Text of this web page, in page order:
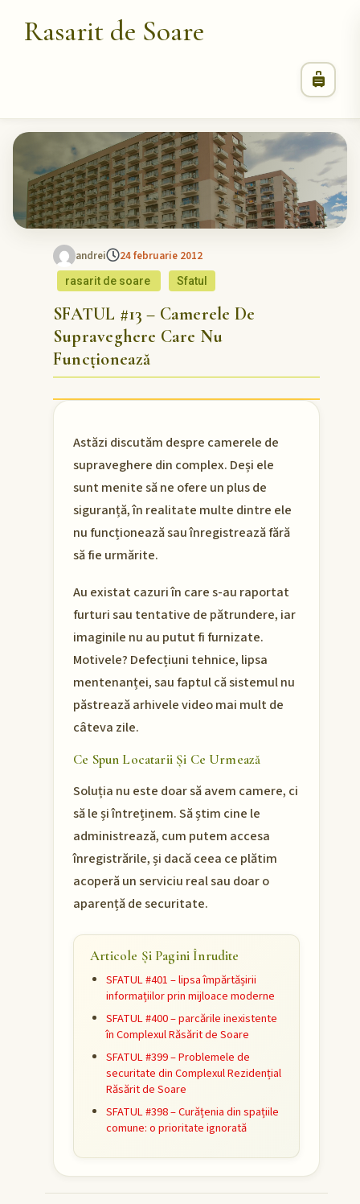
Rasarit de Soare
andrei 24 februarie 2012
rasarit de soare Sfatul
SFATUL #13 – Camerele De
Supraveghere Care Nu
Funcționează
Astăzi discutăm despre camerele de
supraveghere din complex. Deși ele
sunt menite să ne ofere un plus de
siguranță, în realitate multe dintre ele
nu funcționează sau înregistrează fără
să fie urmărite.
Au existat cazuri în care s-au raportat
furturi sau tentative de pătrundere, iar
imaginile nu au putut fi furnizate.
Motivele? Defecțiuni tehnice, lipsa
mentenanței, sau faptul că sistemul nu
păstrează arhivele video mai mult de
câteva zile.
Ce Spun Locatarii Și Ce Urmează
Soluția nu este doar să avem camere, ci
să le și întreținem. Să știm cine le
administrează, cum putem accesa
înregistrările, și dacă ceea ce plătim
acoperă un serviciu real sau doar o
aparență de securitate.
Articole Și Pagini Înrudite
SFATUL #401 – lipsa împărtășirii
informațiilor prin mijloace moderne
SFATUL #400 – parcările inexistente
în Complexul Răsărit de Soare
SFATUL #399 – Problemele de
securitate din Complexul Rezidențial
Răsărit de Soare
SFATUL #398 – Curățenia din spațiile
comune: o prioritate ignorată